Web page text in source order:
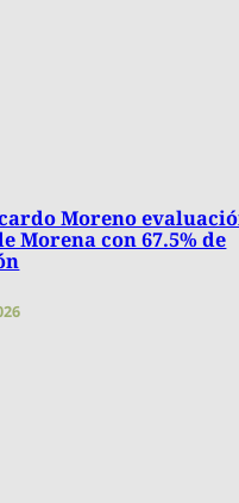
Moreno
Morena con 67.5% de